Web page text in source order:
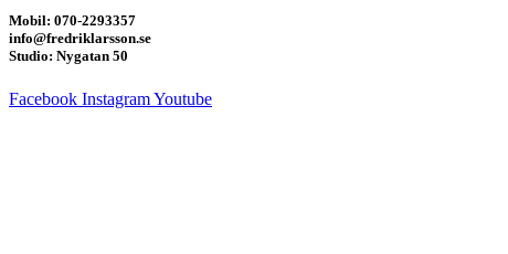
Mobil: 070-2293357
info@fredriklarsson.se
Studio: Nygatan 50
Facebook InstagramYoutube